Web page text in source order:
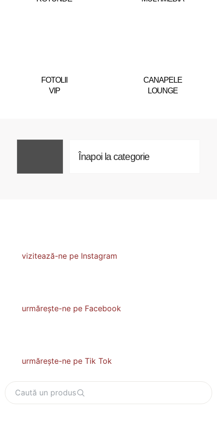
FOTOLII
VIP
CANAPELE
LOUNGE
Înapoi la categorie
vizitează-ne pe Instagram
urmărește-ne pe Facebook
urmărește-ne pe Tik Tok
Caută un produs